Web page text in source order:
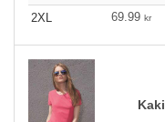
2XL
69.99 kr
Kaki